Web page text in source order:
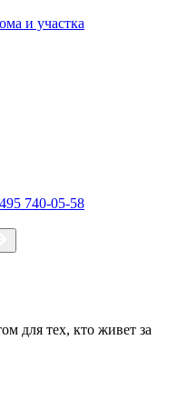
и участка
740-05-58
для тех, кто живет за